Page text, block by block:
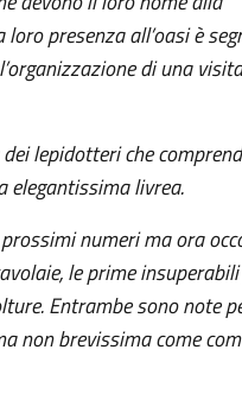
presenza all’oasi è
di una visita
lepidotteri che
elegantissima livrea.
numeri ma ora
le prime
Entrambe sono note
non brevissima come